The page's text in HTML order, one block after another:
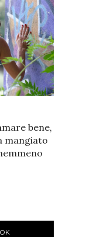
bene,
mangiato